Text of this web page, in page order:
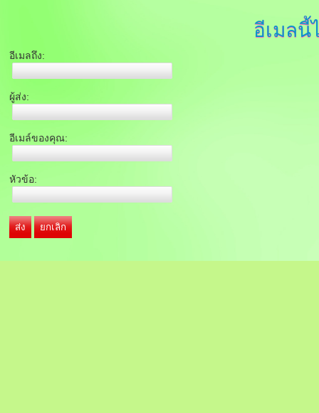
อีเมลนี้
อีเมลถึง:
ผู้ส่ง:
อีเมล์ของคุณ:
หัวข้อ:
ส่ง ยกเลิก